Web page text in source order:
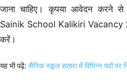
जाना चाहिए। कृपया आवेदन करने से
Sainik School Kalikiri Vacancy
करें।
यह भी पढ़ें:सैनिक स्कूल सतारा में विभिन्न पदों पर